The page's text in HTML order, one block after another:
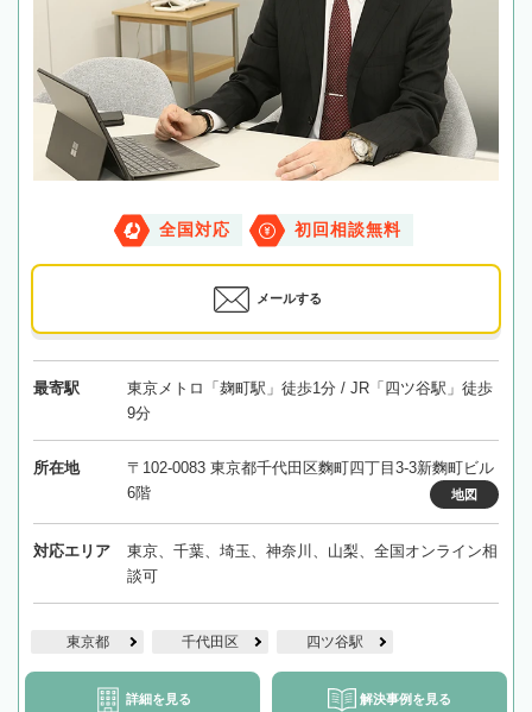
全国対応 初回相談無料
メールする
最寄駅
東京メトロ「麹町駅」徒歩1分 / JR「四ツ谷駅」徒歩
9分
所在地
〒102-0083 東京都千代田区麴町四丁目3-3新麴町ビル
6階
地図
対応エリア
東京、千葉、埼玉、神奈川、山梨、全国オンライン相
談可
東京都 千代田区 四ツ谷駅
詳細を見る 解決事例を見る